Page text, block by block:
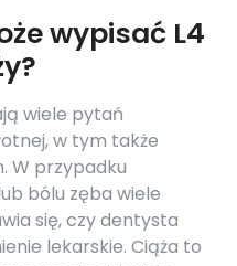
wypisać L4
wiele pytań
w tym także
W przypadku
bólu zęba wiele
się, czy dentysta
lekarskie. Ciąża to